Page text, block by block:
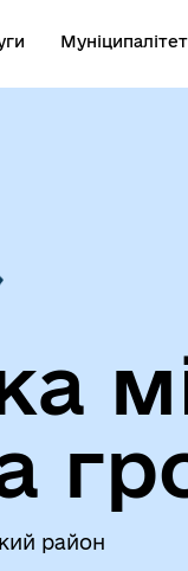
Муніципалітет
вмирають!
район